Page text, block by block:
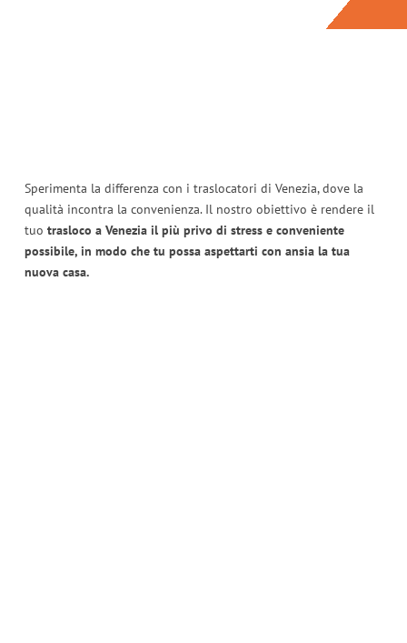
Sperimenta la differenza con i traslocatori di Venezia, dove la
qualità incontra la convenienza. Il nostro obiettivo è rendere il
tuo trasloco a Venezia il più privo di stress e conveniente
possibile, in modo che tu possa aspettarti con ansia la tua
nuova casa.